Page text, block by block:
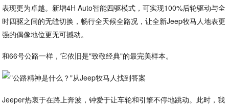
表现更为卓越。新增4H Auto智能四驱模式，可实现100%后轮驱动与全
时四驱之间的无缝切换，畅行全天候全路况，让全新Jeep牧马人地表更
强的偶像地位更无可撼动。
和66号公路一样，它依旧是"致敬经典"的最完美样本。
Jeeper热衷于在路上奔波，钟爱于让车轮和引擎不停地跳动。此时，我